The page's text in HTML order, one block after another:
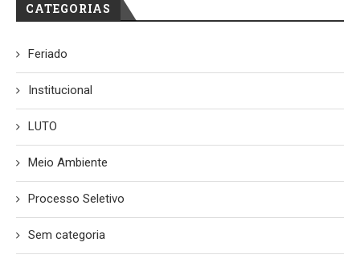
CATEGORIAS
Feriado
Institucional
LUTO
Meio Ambiente
Processo Seletivo
Sem categoria